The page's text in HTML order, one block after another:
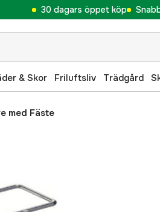
30 dagars öppet köp
& Skor Friluftsliv Trädgård
med Fäste